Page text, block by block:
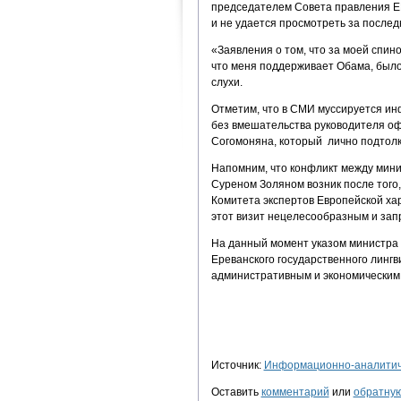
председателем Совета правления
и не удается просмотреть за
«Заявления о том, что за моей
что меня поддерживает Обама,
слухи.
Отметим, что в СМИ муссируется
без вмешательства руководителя
Согомоняна, который лично
Напомним, что конфликт между
Суреном Золяном возник после
Комитета экспертов Европейской
этот визит нецелесообразным и
На данный момент указом
Ереванского государственного
административным и
Источник: Информационно-
Оставить комментарий или